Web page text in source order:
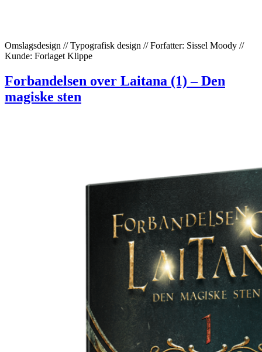
Omslagsdesign // Typografisk design // Forfatter: Sissel Moody //
Kunde: Forlaget Klippe
Forbandelsen over Laitana (1) – Den
magiske sten